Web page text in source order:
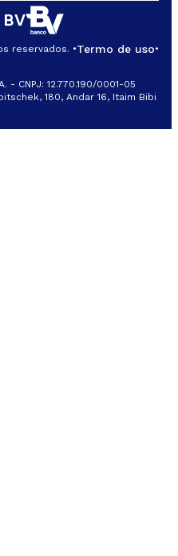
reservados. •Termo de uso•
- CNPJ: 12.770.190/0001-05
180, Andar 16, Itaim Bibi